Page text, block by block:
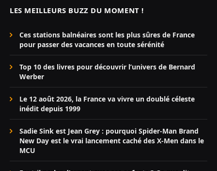
LES MEILLEURS BUZZ DU MOMENT !
Ces stations balnéaires sont les plus sûres de France
pour passer des vacances en toute sérénité
Top 10 des livres pour découvrir l’univers de Bernard
Werber
Le 12 août 2026, la France va vivre un doublé céleste
inédit depuis 1999
Sadie Sink est Jean Grey : pourquoi Spider-Man Brand
New Day est le vrai lancement caché des X-Men dans le
MCU